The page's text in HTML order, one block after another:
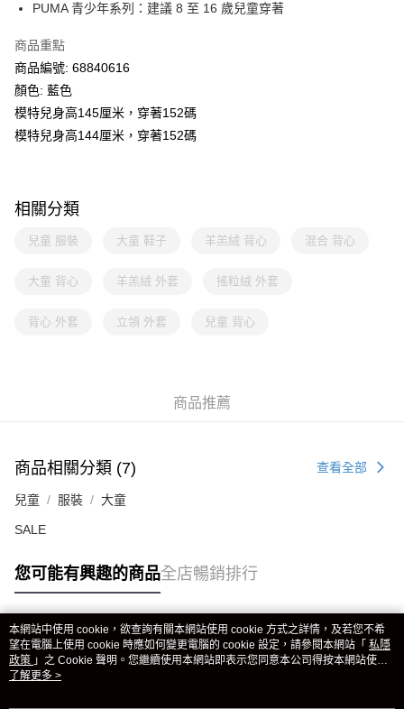
PUMA 青少年系列：建議 8 至 16 歲兒童穿著
商品重點
商品編號: 68840616
顏色: 藍色
模特兒身高145厘米，穿著152碼
模特兒身高144厘米，穿著152碼
相關分類
兒童 服裝 大童 鞋子 羊羔絨 背心 混合 背心
大童 背心 羊羔絨 外套 搖粒絨 外套
背心 外套 立領 外套 兒童 背心
商品推薦
商品相關分類 (7) 查看全部
兒童 服裝 大童
SALE
您可能有興趣的商品全店暢銷排行
熱門標籤
熱銷排行
本網站中使用 cookie，欲查詢有關本網站使用 cookie 方式之詳情，及若您不希
望在電腦上使用 cookie 時應如何變更電腦的 cookie 設定，請參閱本網站「 私隱
政策 」之 Cookie 聲明。您繼續使用本網站即表示您同意本公司得按本網站使用
條款之 Cookie 聲明使用 cookie。
了解更多 >